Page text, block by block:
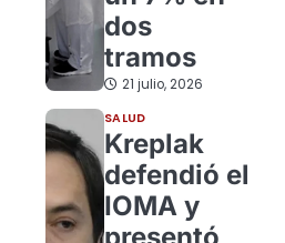
dos
tramos
21 julio, 2026
SALUD
Kreplak
defendió el
IOMA y
presentó